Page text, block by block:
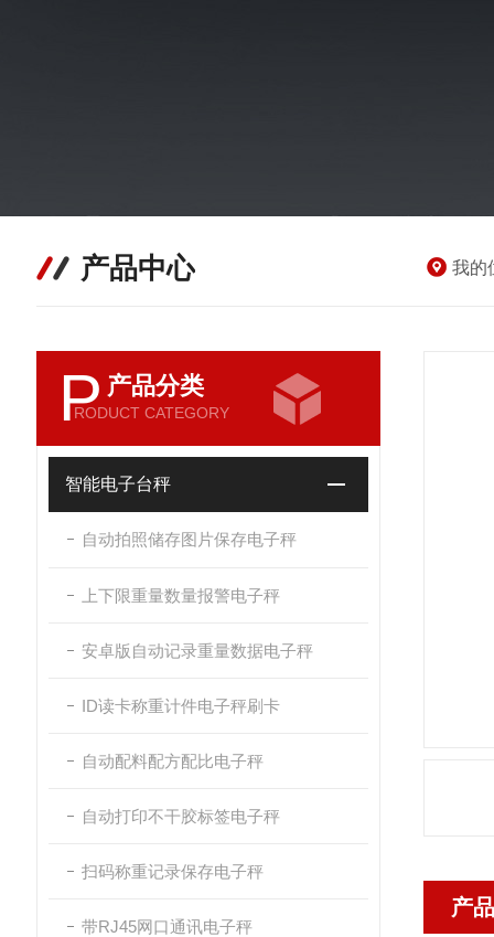
产品中心 我的
P 产品分类
RODUCT CATEGORY
智能电子台秤
自动拍照储存图片保存电子秤
上下限重量数量报警电子秤
安卓版自动记录重量数据电子秤
ID读卡称重计件电子秤刷卡
自动配料配方配比电子秤
自动打印不干胶标签电子秤
扫码称重记录保存电子秤
带RJ45网口通讯电子秤
产